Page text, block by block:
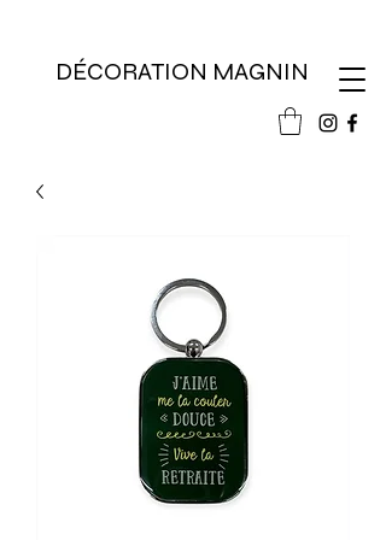
DÉCORATION MAGNIN